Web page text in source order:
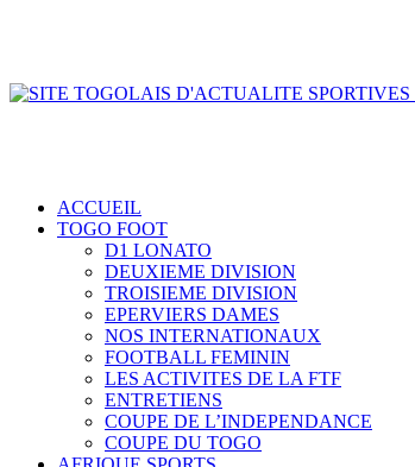
ACCUEIL
TOGO FOOT
D1 LONATO
DEUXIEME DIVISION
TROISIEME DIVISION
EPERVIERS DAMES
NOS INTERNATIONAUX
FOOTBALL FEMININ
LES ACTIVITES DE LA FTF
ENTRETIENS
COUPE DE L’INDEPENDANCE
COUPE DU TOGO